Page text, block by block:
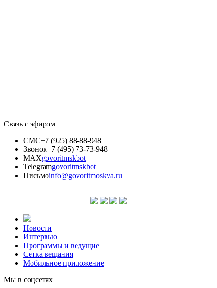
Связь с эфиром
СМС+7 (925) 88-88-948
Звонок+7 (495) 73-73-948
MAXgovoritmskbot
Telegramgovoritmskbot
Письмоinfo@govoritmoskva.ru
Новости
Интервью
Программы и ведущие
Сетка вещания
Мобильное приложение
Мы в соцсетях